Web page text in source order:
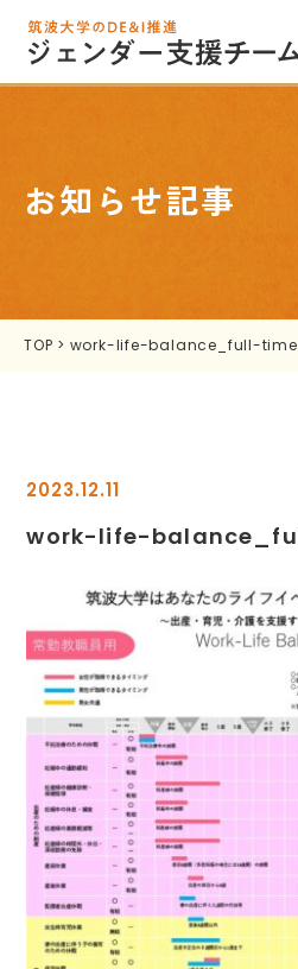
お知らせ記事
TOP > work-life-balance_full-time
2023.12.11
work-life-